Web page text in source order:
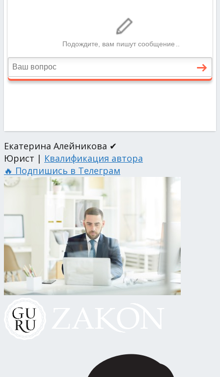
Екатерина Алейникова ✔
Юрист | Квалификация автора
🔥 Подпишись в Телеграм